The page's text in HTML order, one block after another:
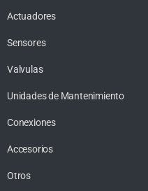
Actuadores
Sensores
Valvulas
Unidades de Mantenimiento
Conexiones
Accesorios
Otros